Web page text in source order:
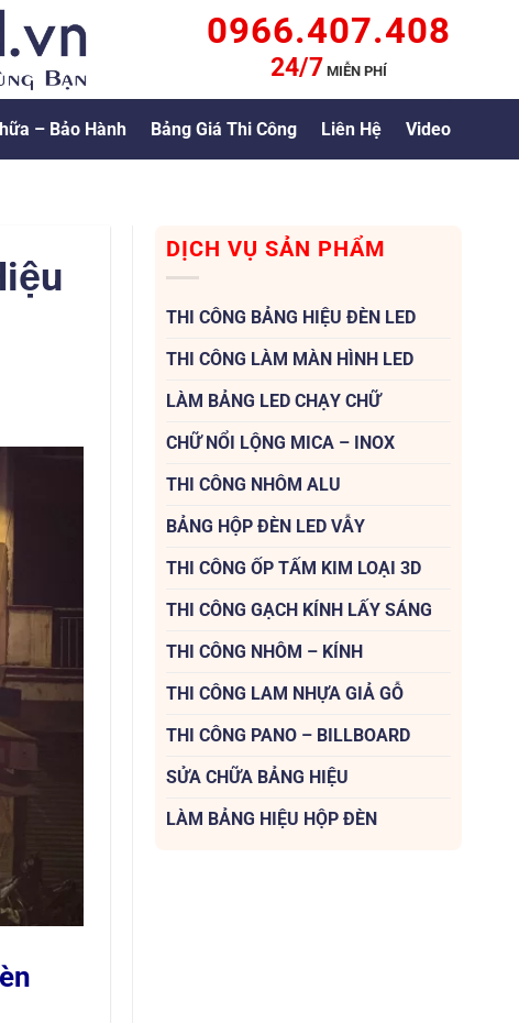
0966.407.408
24/7 MIỄN PHÍ
– Bảo Hành Bảng Giá Thi Công Liên Hệ Video
DỊCH VỤ SẢN PHẨM
THI CÔNG BẢNG HIỆU ĐÈN LED
THI CÔNG LÀM MÀN HÌNH LED
LÀM BẢNG LED CHẠY CHỮ
CHỮ NỔI LỘNG MICA – INOX
THI CÔNG NHÔM ALU
BẢNG HỘP ĐÈN LED VẪY
THI CÔNG ỐP TẤM KIM LOẠI 3D
THI CÔNG GẠCH KÍNH LẤY SÁNG
THI CÔNG NHÔM – KÍNH
THI CÔNG LAM NHỰA GIẢ GỖ
THI CÔNG PANO – BILLBOARD
SỬA CHỮA BẢNG HIỆU
LÀM BẢNG HIỆU HỘP ĐÈN